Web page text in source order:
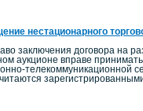
нестационарного
заключения договора на
аукционе вправе
телекоммуникационной